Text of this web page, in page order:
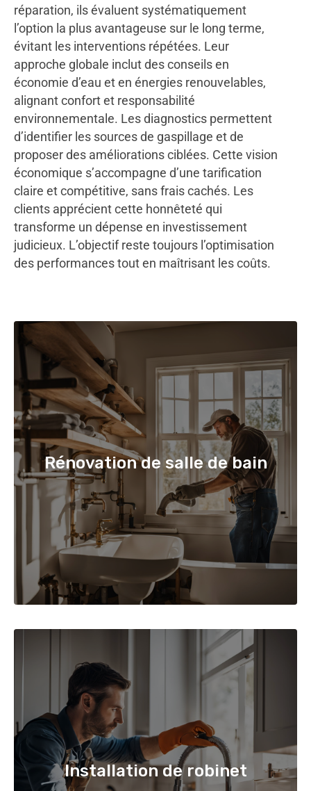
réparation, ils évaluent systématiquement
l’option la plus avantageuse sur le long terme,
évitant les interventions répétées. Leur
approche globale inclut des conseils en
économie d’eau et en énergies renouvelables,
alignant confort et responsabilité
environnementale. Les diagnostics permettent
d’identifier les sources de gaspillage et de
proposer des améliorations ciblées. Cette vision
économique s’accompagne d’une tarification
claire et compétitive, sans frais cachés. Les
clients apprécient cette honnêteté qui
transforme un dépense en investissement
judicieux. L’objectif reste toujours l’optimisation
des performances tout en maîtrisant les coûts.
Rénovation de salle de bain
Installation de robinet